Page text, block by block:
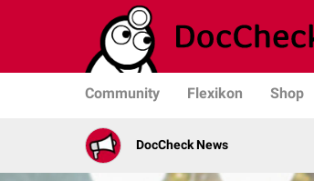
Community Flexikon Shop
DocCheck News